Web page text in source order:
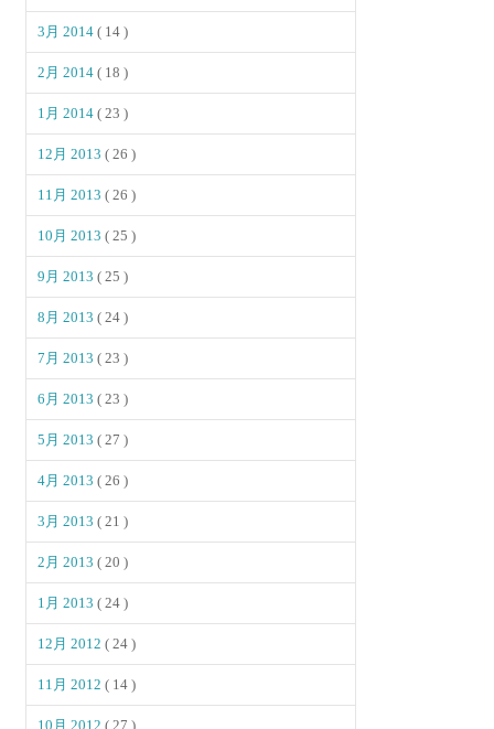
3月 2014( 14 )
2月 2014( 18 )
1月 2014( 23 )
12月 2013( 26 )
11月 2013( 26 )
10月 2013( 25 )
9月 2013( 25 )
8月 2013( 24 )
7月 2013( 23 )
6月 2013( 23 )
5月 2013( 27 )
4月 2013( 26 )
3月 2013( 21 )
2月 2013( 20 )
1月 2013( 24 )
12月 2012( 24 )
11月 2012( 14 )
10月 2012( 27 )